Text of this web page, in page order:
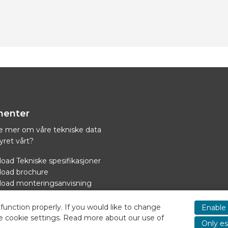
mer om våre tekniske data
vårt?
Tekniske spesifikasjoner
brochure
monteringsanvisning
properly. If you would like to change
cookie settings. Read more about our use of
Only